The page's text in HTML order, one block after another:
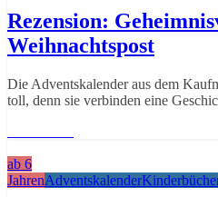
Rezension:
Weihnachtspost
Die Adventskalender aus dem
toll, denn sie verbinden eine
ab 6
JahrenAdventskalender